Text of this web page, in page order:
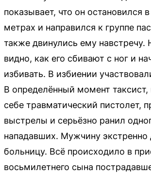
показывает, что он остановился
метрах и направился к группе
также двинулись ему навстречу.
видно, как его сбивают с ног и
избивать. В избиении
В определённый момент
себе травматический пистолет,
выстрелы и серьёзно ранил
нападавших. Мужчину экстренно
больницу. Всё происходило в
восьмилетнего сына